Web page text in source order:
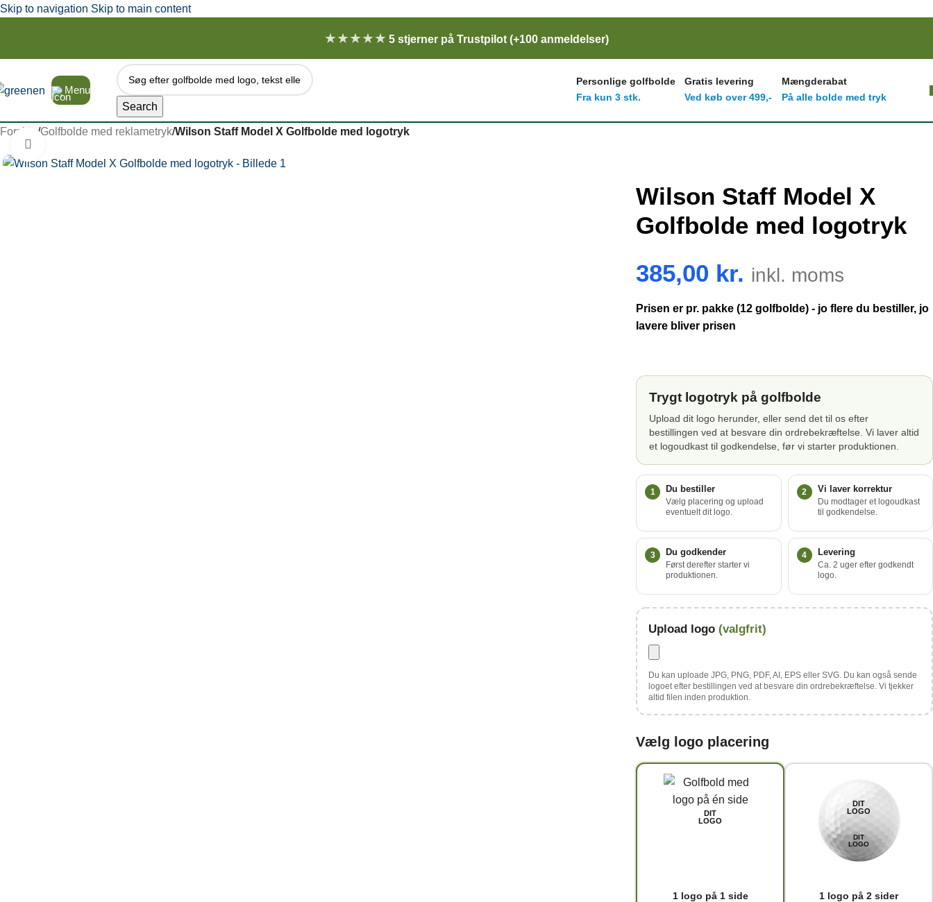
Skip to navigation Skip to main content
★★★★★ 5 stjerner på Trustpilot (+100 anmeldelser)
Menu
Search
Personlige golfbolde
Fra kun 3 stk.
Gratis levering
Ved køb over 499,-
Mængderabat
På alle bolde med tryk
Forside /Golfbolde med reklametryk/Wilson Staff Model X Golfbolde med logotryk
Wilson Staff Model X
Golfbolde med logotryk
385,00 kr. inkl. moms
Prisen er pr. pakke (12 golfbolde) - jo flere du bestiller, jo
lavere bliver prisen
Trygt logotryk på golfbolde
Upload dit logo herunder, eller send det til os efter
bestillingen ved at besvare din ordrebekræftelse. Vi laver altid
et logoudkast til godkendelse, før vi starter produktionen.
1 Du bestiller
Vælg placering og upload
eventuelt dit logo.
2 Vi laver korrektur
Du modtager et logoudkast
til godkendelse.
3 Du godkender
Først derefter starter vi
produktionen.
4 Levering
Ca. 2 uger efter godkendt
logo.
Upload logo (valgfrit)
Du kan uploade JPG, PNG, PDF, AI, EPS eller SVG. Du kan også sende
logoet efter bestillingen ved at besvare din ordrebekræftelse. Vi tjekker
altid filen inden produktion.
Vælg logo placering
DIT
LOGO
1 logo på 1 side
DIT
LOGO
DIT
LOGO
1 logo på 2 sider